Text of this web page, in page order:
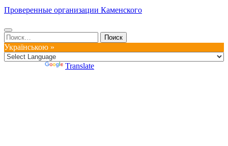
Проверенные организации Каменского
Найти:
Українською »
Translate